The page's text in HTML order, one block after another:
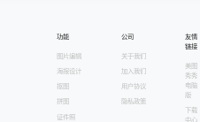
功能
图片编辑
海报设计
抠图
拼图
证件照
公司
关于我们
加入我们
用户协议
隐私政策
友情
链接
美图
秀秀
电脑
版
下载
中心